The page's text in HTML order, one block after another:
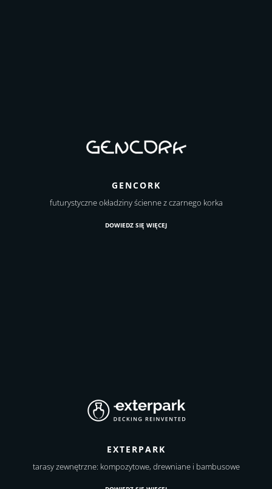
GENCORK
futurystyczne okładziny ścienne z czarnego korka
DOWIEDZ SIĘ WIĘCEJ
EXTERPARK
tarasy zewnętrzne: kompozytowe, drewniane i bambusowe